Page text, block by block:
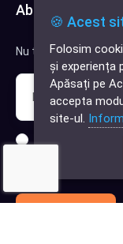
Abonează-te la
Nu trimitem spam,
Sunt interesat
🍪 Acest
Folosim
și experiența
Apăsați pe
accepta
site-ul.